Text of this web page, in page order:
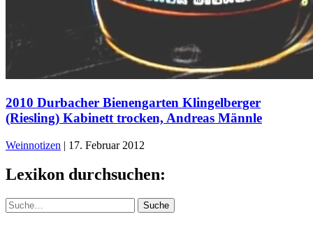
2010 Durbacher Bienengarten Klingelberger
(Riesling) Kabinett trocken, Andreas Männle
Weinnotizen | 17. Februar 2012
Lexikon durchsuchen:
Suche Suche